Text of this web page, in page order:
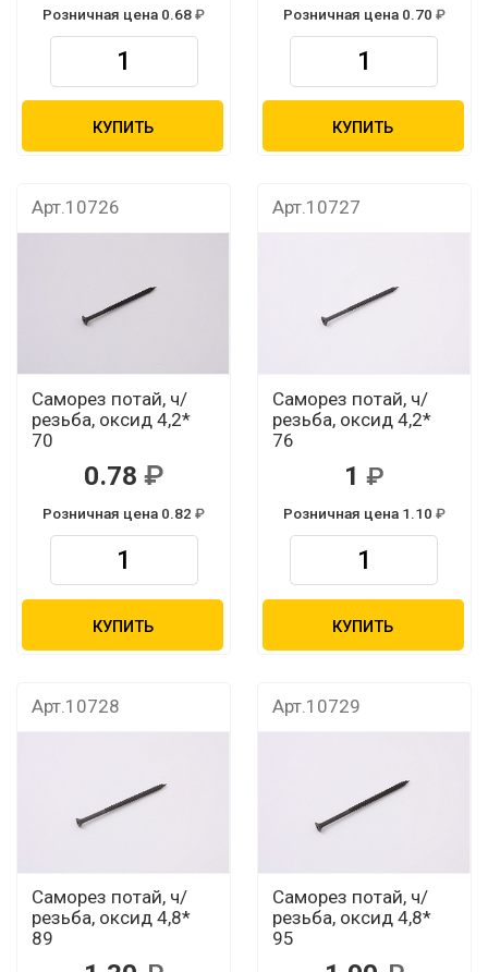
Розничная цена 0.68
КУПИТЬ
Розничная цена 0.70
КУПИТЬ
Арт.10726
Саморез потай, ч/
резьба, оксид 4,2*
70
0.78
Розничная цена 0.82
КУПИТЬ
Арт.10727
Саморез потай, ч/
резьба, оксид 4,2*
76
1
Розничная цена 1.10
КУПИТЬ
Арт.10728
Саморез потай, ч/
резьба, оксид 4,8*
89
Арт.10729
Саморез потай, ч/
резьба, оксид 4,8*
95